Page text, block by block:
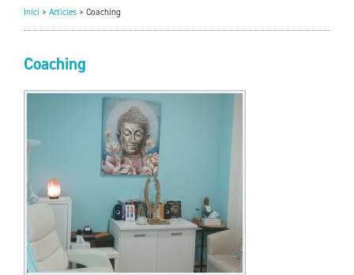
Inici > Articles > Coaching
Coaching